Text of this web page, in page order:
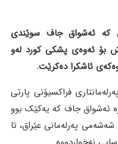
کە ئەشواق جاف سوێندی
بۆ ئەوەی پشکی کورد لەو
ئاشکرا دەکرێت.
6ی 1ی 2026، دوو پەرلەمانتاری فراکسیۆنی پارتی
ئەشواق جاف کە یەکێک بوو
پەرلەمانی عێراق، تا